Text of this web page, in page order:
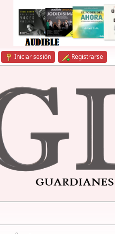
Iniciar sesión Registrarse